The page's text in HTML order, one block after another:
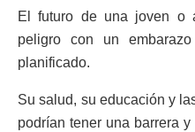
El futuro de una joven o
peligro con un
planificado.
Su salud, su educación y
podrían tener una barrera